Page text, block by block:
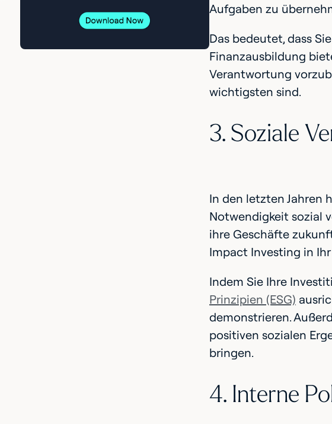
Aufgaben zu
Das bedeutet, dass
Finanzausbildung
Verantwortung
wichtigsten sind.
3. Soziale
In den letzten Jahren
Notwendigkeit sozial
ihre Geschäfte
Impact Investing in
Indem Sie Ihre
Prinzipien (ESG)
demonstrieren.
positiven sozialen
bringen.
4. Interne